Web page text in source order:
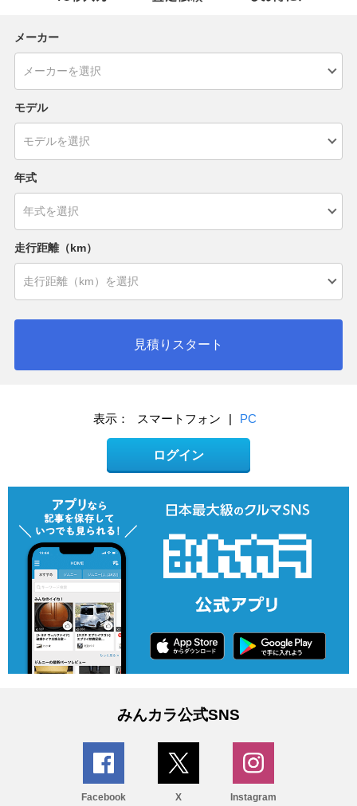
メーカー
モデル
年式
走行距離（km）
見積りスタート
表示： スマートフォン | PC
ログイン
みんカラ公式SNS
Facebook X Instagram